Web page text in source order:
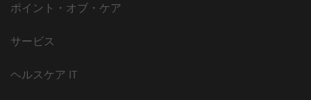
ポイント・オブ・ケア
サービス
ヘルスケア IT